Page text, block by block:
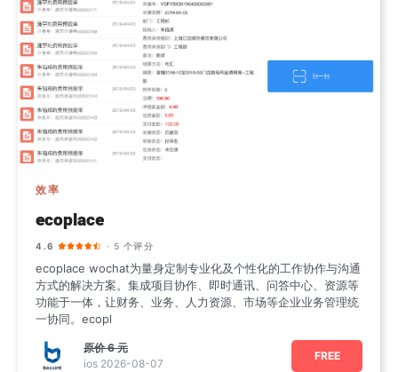
效率
ecoplace
4.6 · 5 个评分
ecoplace wochat为量身定制专业化及个性化的工作协作与沟通
方式的解决方案。集成项目协作、即时通讯、问答中心、资源等
功能于一体，让财务、业务、人力资源、市场等企业业务管理统
一协同。ecopl
原价6 元
ios 2026-08-07
FREE